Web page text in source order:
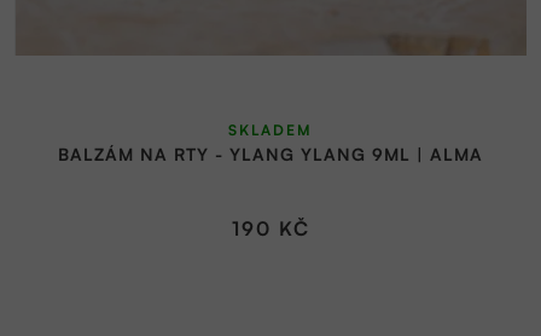
BALZÁM NA RTY - YLANG YLANG 9ML | ALMA
SKLADEM
190 KČ